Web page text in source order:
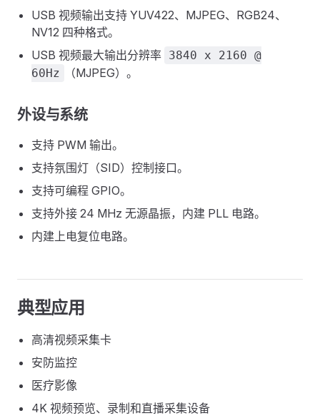
USB 视频输出支持 YUV422、MJPEG、RGB24、
NV12 四种格式。
USB 视频最大输出分辨率 3840 x 2160 @
60Hz
（MJPEG）。
外设与系统
支持 PWM 输出。
支持氛围灯（SID）控制接口。
支持可编程 GPIO。
支持外接 24 MHz 无源晶振，内建 PLL 电路。
内建上电复位电路。
典型应用
高清视频采集卡
安防监控
医疗影像
4K 视频预览、录制和直播采集设备